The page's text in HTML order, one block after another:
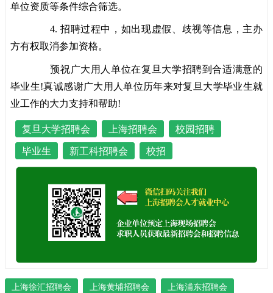
单位资质等条件综合筛选。
4. 招聘过程中，如出现虚假、歧视等信息，主办
方有权取消参加资格。
预祝广大用人单位在复旦大学招聘到合适满意的
毕业生!真诚感谢广大用人单位历年来对复旦大学毕业生就
业工作的大力支持和帮助!
复旦大学招聘会 上海招聘会 校园招聘
毕业生 新工科招聘会 校招
上海徐汇招聘会 上海黄埔招聘会 上海浦东招聘会